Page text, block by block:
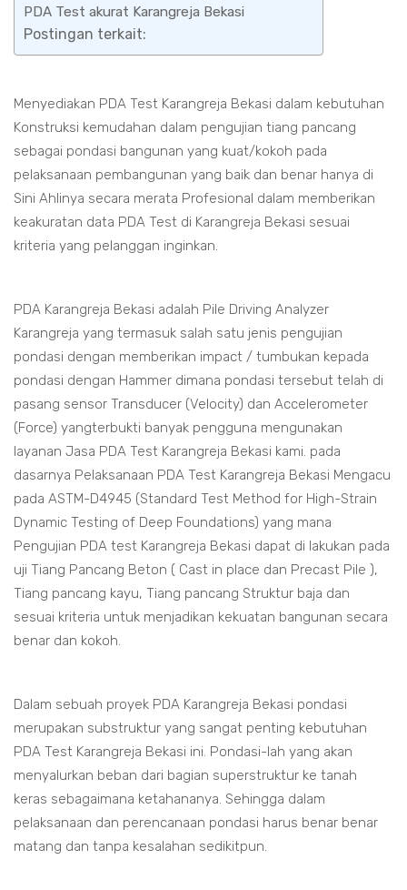
PDA Test akurat Karangreja Bekasi
Postingan terkait:
Menyediakan PDA Test Karangreja Bekasi dalam kebutuhan
Konstruksi kemudahan dalam pengujian tiang pancang
sebagai pondasi bangunan yang kuat/kokoh pada
pelaksanaan pembangunan yang baik dan benar hanya di
Sini Ahlinya secara merata Profesional dalam memberikan
keakuratan data PDA Test di Karangreja Bekasi sesuai
kriteria yang pelanggan inginkan.
PDA Karangreja Bekasi adalah Pile Driving Analyzer
Karangreja yang termasuk salah satu jenis pengujian
pondasi dengan memberikan impact / tumbukan kepada
pondasi dengan Hammer dimana pondasi tersebut telah di
pasang sensor Transducer (Velocity) dan Accelerometer
(Force) yangterbukti banyak pengguna mengunakan
layanan Jasa PDA Test Karangreja Bekasi kami. pada
dasarnya Pelaksanaan PDA Test Karangreja Bekasi Mengacu
pada ASTM-D4945 (Standard Test Method for High-Strain
Dynamic Testing of Deep Foundations) yang mana
Pengujian PDA test Karangreja Bekasi dapat di lakukan pada
uji Tiang Pancang Beton ( Cast in place dan Precast Pile ),
Tiang pancang kayu, Tiang pancang Struktur baja dan
sesuai kriteria untuk menjadikan kekuatan bangunan secara
benar dan kokoh.
Dalam sebuah proyek PDA Karangreja Bekasi pondasi
merupakan substruktur yang sangat penting kebutuhan
PDA Test Karangreja Bekasi ini. Pondasi-lah yang akan
menyalurkan beban dari bagian superstruktur ke tanah
keras sebagaimana ketahananya. Sehingga dalam
pelaksanaan dan perencanaan pondasi harus benar benar
matang dan tanpa kesalahan sedikitpun.